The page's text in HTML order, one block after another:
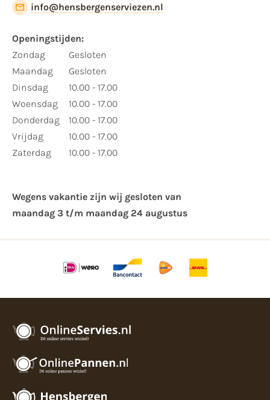
info@hensbergenserviezen.nl
Openingstijden:
Zondag
Maandag
Dinsdag
Woensdag
Donderdag
Vrijdag
Zaterdag
Gesloten
Gesloten
10.00 - 17.00
10.00 - 17.00
10.00 - 17.00
10.00 - 17.00
10.00 - 17.00
Wegens vakantie zijn wij gesloten van ​
maandag 3 t/m maandag 24 augustus